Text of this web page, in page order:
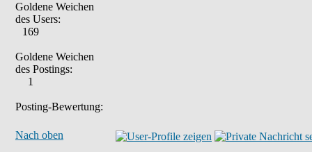
Goldene Weichen
des Users:
169
Goldene Weichen
des Postings:
1
Posting-Bewertung:
Nach oben